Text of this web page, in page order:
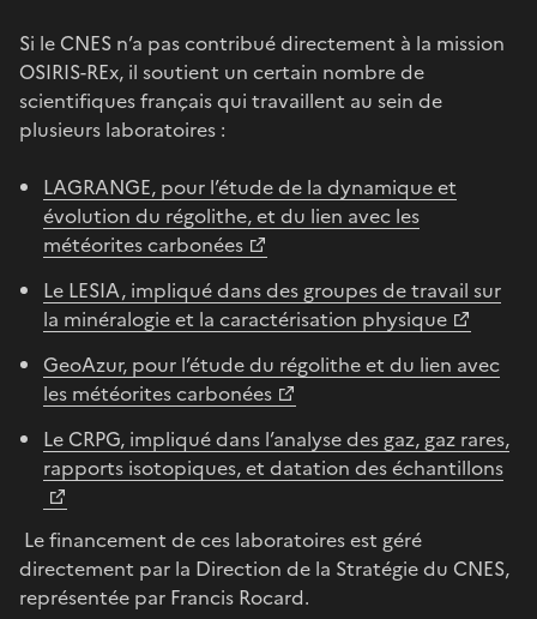
Si le CNES n’a pas contribué directement à la mission
OSIRIS-REx, il soutient un certain nombre de
scientifiques français qui travaillent au sein de
plusieurs laboratoires :
LAGRANGE, pour l’étude de la dynamique et
évolution du régolithe, et du lien avec les
météorites carbonées
Le LESIA, impliqué dans des groupes de travail sur
la minéralogie et la caractérisation physique
GeoAzur, pour l’étude du régolithe et du lien avec
les météorites carbonées
Le CRPG, impliqué dans l’analyse des gaz, gaz rares,
rapports isotopiques, et datation des échantillons
Le financement de ces laboratoires est géré
directement par la Direction de la Stratégie du CNES,
représentée par Francis Rocard.